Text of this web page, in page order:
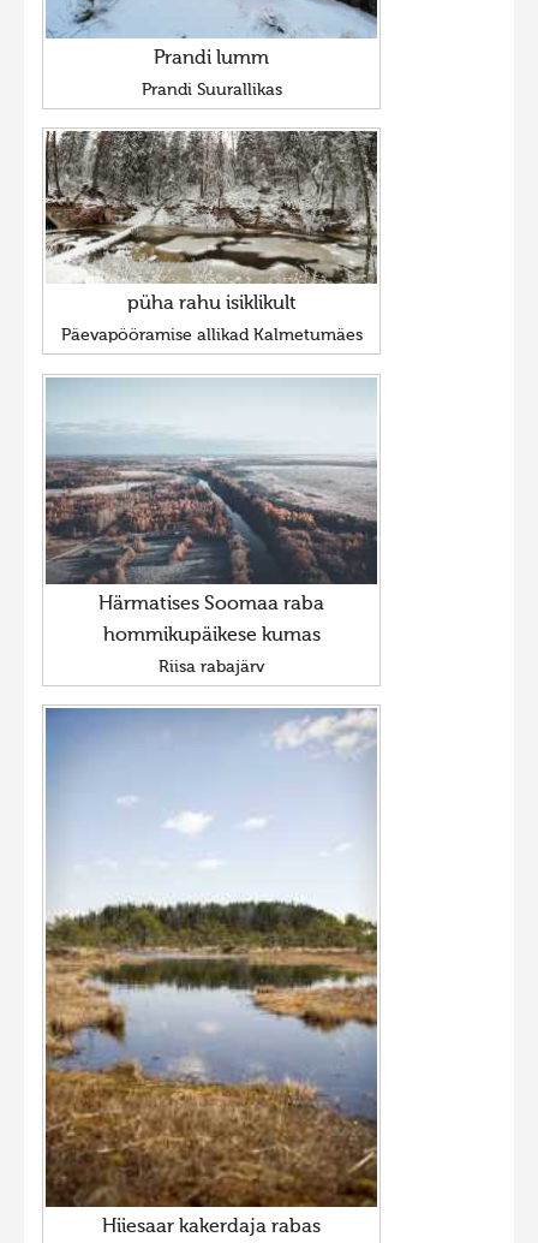
Prandi lumm
Prandi Suurallikas
püha rahu isiklikult
Päevapööramise allikad Kalmetumäes
Härmatises Soomaa raba
hommikupäikese kumas
Riisa rabajärv
Hiiesaar kakerdaja rabas